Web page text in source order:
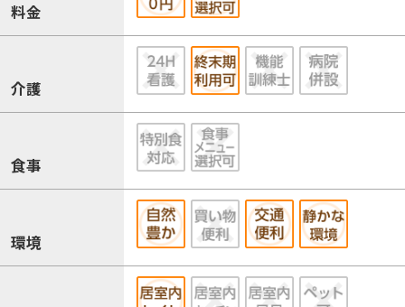
料金
介護
食事
環境